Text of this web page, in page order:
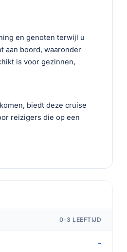
en genoten terwijl u
aan boord, waaronder
is voor gezinnen,
biedt deze cruise
reizigers die op een
0-3 LEEFTIJD
-